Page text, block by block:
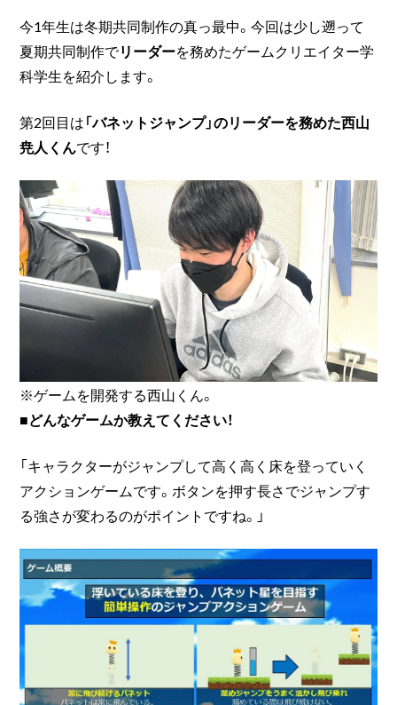
今1年生は冬期共同制作の真っ最中。今回は少し遡って
夏期共同制作でリーダーを務めたゲームクリエイター学
科学生を紹介します。
第2回目は「バネットジャンプ」のリーダーを務めた西山
尭人くんです！
※ゲームを開発する西山くん。
■どんなゲームか教えてください！
「キャラクターがジャンプして高く高く床を登っていく
アクションゲームです。ボタンを押す長さでジャンプす
る強さが変わるのがポイントですね。」